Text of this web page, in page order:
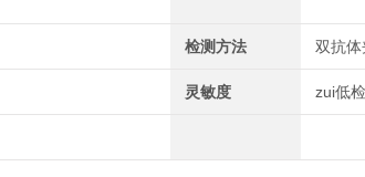
检测方法 双抗
灵敏度 zui低